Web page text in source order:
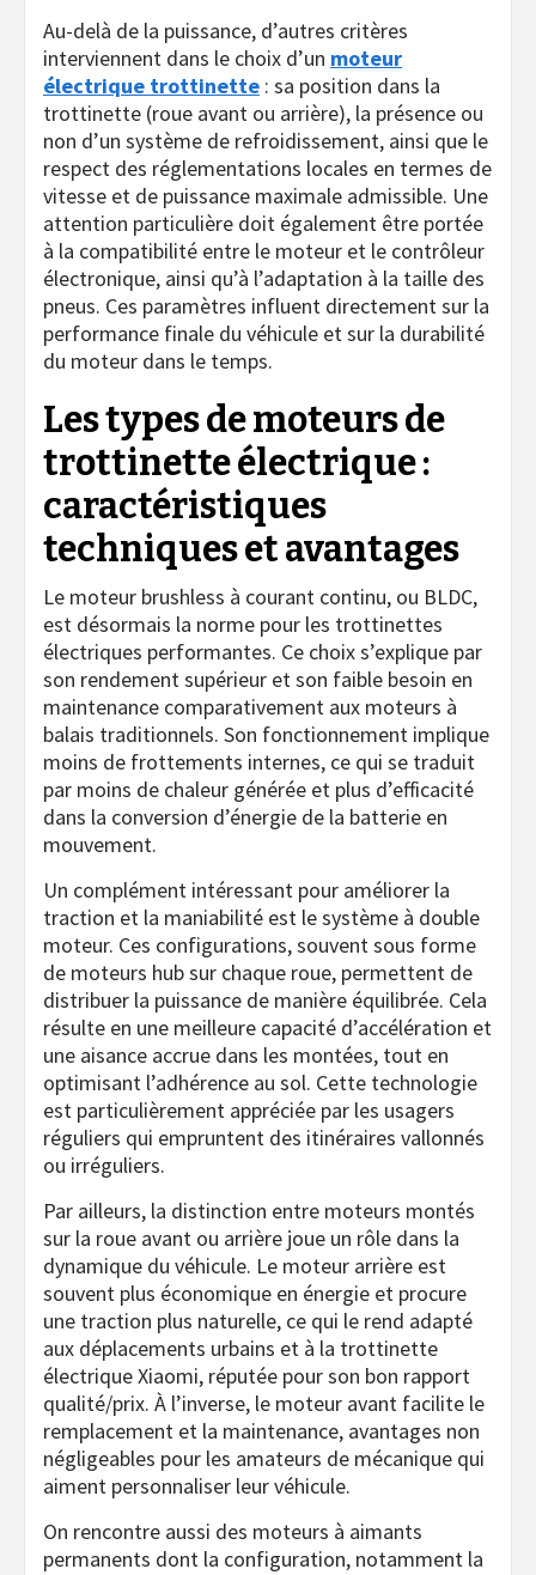
Au-delà de la puissance, d’autres critères
interviennent dans le choix d’un moteur
électrique trottinette : sa position dans la
trottinette (roue avant ou arrière), la présence ou
non d’un système de refroidissement, ainsi que le
respect des réglementations locales en termes de
vitesse et de puissance maximale admissible. Une
attention particulière doit également être portée
à la compatibilité entre le moteur et le contrôleur
électronique, ainsi qu’à l’adaptation à la taille des
pneus. Ces paramètres influent directement sur la
performance finale du véhicule et sur la durabilité
du moteur dans le temps.
Les types de moteurs de
trottinette électrique :
caractéristiques
techniques et avantages
Le moteur brushless à courant continu, ou BLDC,
est désormais la norme pour les trottinettes
électriques performantes. Ce choix s’explique par
son rendement supérieur et son faible besoin en
maintenance comparativement aux moteurs à
balais traditionnels. Son fonctionnement implique
moins de frottements internes, ce qui se traduit
par moins de chaleur générée et plus d’efficacité
dans la conversion d’énergie de la batterie en
mouvement.
Un complément intéressant pour améliorer la
traction et la maniabilité est le système à double
moteur. Ces configurations, souvent sous forme
de moteurs hub sur chaque roue, permettent de
distribuer la puissance de manière équilibrée. Cela
résulte en une meilleure capacité d’accélération et
une aisance accrue dans les montées, tout en
optimisant l’adhérence au sol. Cette technologie
est particulièrement appréciée par les usagers
réguliers qui empruntent des itinéraires vallonnés
ou irréguliers.
Par ailleurs, la distinction entre moteurs montés
sur la roue avant ou arrière joue un rôle dans la
dynamique du véhicule. Le moteur arrière est
souvent plus économique en énergie et procure
une traction plus naturelle, ce qui le rend adapté
aux déplacements urbains et à la trottinette
électrique Xiaomi, réputée pour son bon rapport
qualité/prix. À l’inverse, le moteur avant facilite le
remplacement et la maintenance, avantages non
négligeables pour les amateurs de mécanique qui
aiment personnaliser leur véhicule.
On rencontre aussi des moteurs à aimants
permanents dont la configuration, notamment la